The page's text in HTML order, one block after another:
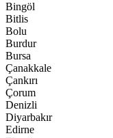
Bingöl
Bitlis
Bolu
Burdur
Bursa
Çanakkale
Çankırı
Çorum
Denizli
Diyarbakır
Edirne